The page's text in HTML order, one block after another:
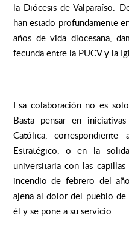
la Diócesis de Valparaíso.
han estado profundamente
años de vida diocesana,
fecunda entre la PUCV y la
Esa colaboración no es
Basta pensar en
Católica,
Estratégico, o en la
universitaria con las
incendio de febrero del
ajena al dolor del pueblo
él y se pone a su servicio.